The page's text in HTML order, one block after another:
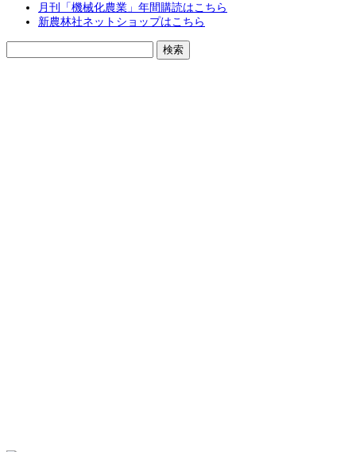
月刊「機械化農業」年間購読はこちら
新農林社ネットショップはこちら
索: